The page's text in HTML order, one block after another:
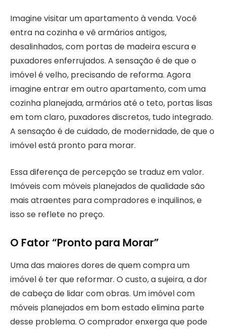
Imagine visitar um apartamento à venda. Você
entra na cozinha e vê armários antigos,
desalinhados, com portas de madeira escura e
puxadores enferrujados. A sensação é de que o
imóvel é velho, precisando de reforma. Agora
imagine entrar em outro apartamento, com uma
cozinha planejada, armários até o teto, portas lisas
em tom claro, puxadores discretos, tudo integrado.
A sensação é de cuidado, de modernidade, de que o
imóvel está pronto para morar.
Essa diferença de percepção se traduz em valor.
Imóveis com móveis planejados de qualidade são
mais atraentes para compradores e inquilinos, e
isso se reflete no preço.
O Fator “Pronto para Morar”
Uma das maiores dores de quem compra um
imóvel é ter que reformar. O custo, a sujeira, a dor
de cabeça de lidar com obras. Um imóvel com
móveis planejados em bom estado elimina parte
desse problema. O comprador enxerga que pode